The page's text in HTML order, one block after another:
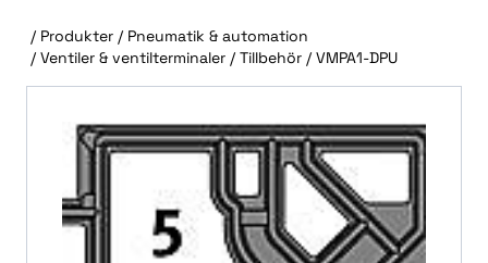
/ Produkter / Pneumatik & automation
/ Ventiler & ventilterminaler / Tillbehör / VMPA1-DPU